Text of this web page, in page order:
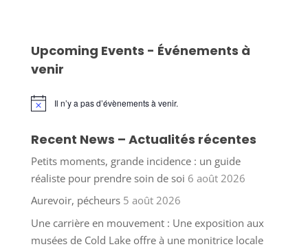
Upcoming Events - Événements à
venir
Notice Il n’y a pas d’évènements à venir.
Recent News – Actualités récentes
Petits moments, grande incidence : un guide
réaliste pour prendre soin de soi 6 août 2026
Aurevoir, pécheurs 5 août 2026
Une carrière en mouvement : Une exposition aux
musées de Cold Lake offre à une monitrice locale